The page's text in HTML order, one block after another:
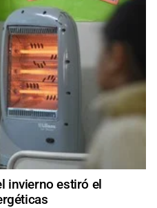
invierno estiró el